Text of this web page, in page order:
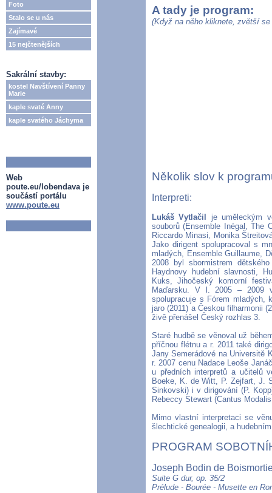
Foto
Stalo se u nás
Zajímavé
15 nejčtenějších
Sakrální stavby:
kostel Navštívení Panny
Marie
kaple svaté Anny
kaple svatého Jáchyma
Web
poute.eu/lobendava je
součástí portálu
www.poute.eu
A tady je program:
(Když na něho kliknete, zvětší
Několik slov k
Interpreti:
Lukáš Vytlačil
je uměleckým
souborů (Ensemble Inégal, The
Riccardo Minasi, Monika
Jako dirigent spolupracoval s
mladých, Ensemble Guillaume,
2008 byl sbormistrem
Haydnovy hudební slavnosti,
Kuks, Jihočeský komorní
Maďarsku. V l. 2005 – 2009
spolupracuje s Fórem mladých,
jaro (2011) a Českou filharmonii
živě přenášel Český rozhlas 3.
Staré hudbě se věnoval už
příčnou flétnu a r. 2011 také
Jany Semerádové na Universitě
r. 2007 cenu Nadace Leoše
u předních interpretů a učitelů
Boeke, K. de Witt, P. Zejfart, J.
Sinkovski) i v dirigování (P.
Rebeccy Stewart (Cantus
Mimo vlastní interpretaci se
šlechtické genealogii, a
PROGRAM
Joseph Bodin de
Suite G dur, op. 35/2
Prélude - Bourée - Musette en